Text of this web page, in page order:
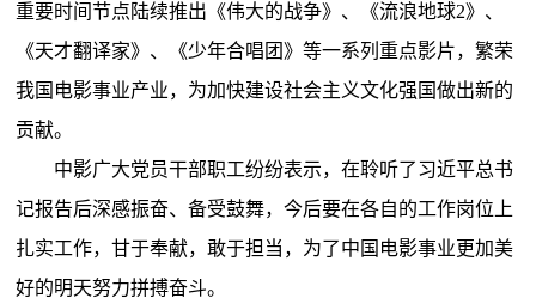
重要时间节点陆续推出《伟大的战争》、《流浪地球2》、
《天才翻译家》、《少年合唱团》等一系列重点影片，繁荣
我国电影事业产业，为加快建设社会主义文化强国做出新的
贡献。
中影广大党员干部职工纷纷表示，在聆听了习近平总书
记报告后深感振奋、备受鼓舞，今后要在各自的工作岗位上
扎实工作，甘于奉献，敢于担当，为了中国电影事业更加美
好的明天努力拼搏奋斗。